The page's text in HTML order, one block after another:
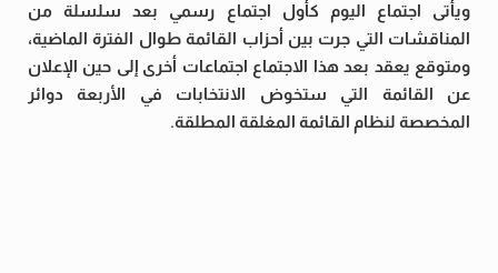
ويأتى اجتماع اليوم كأول اجتماع رسمي بعد سلسلة من
المناقشات التي جرت بين أحزاب القائمة طوال الفترة الماضية،
ومتوقع يعقد بعد هذا الاجتماع اجتماعات أخرى إلى حين الإعلان
عن القائمة التي ستخوض الانتخابات في الأربعة دوائر
المخصصة لنظام القائمة المغلقة المطلقة.